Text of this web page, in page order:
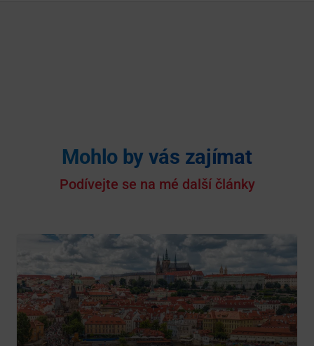
Mohlo by vás zajímat
Podívejte se na mé další články